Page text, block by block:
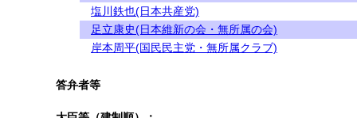
塩川鉄也(日本共産党)
足立康史(日本維新の会・無所属の会)
岸本周平(国民民主党・無所属クラブ)
答弁者等